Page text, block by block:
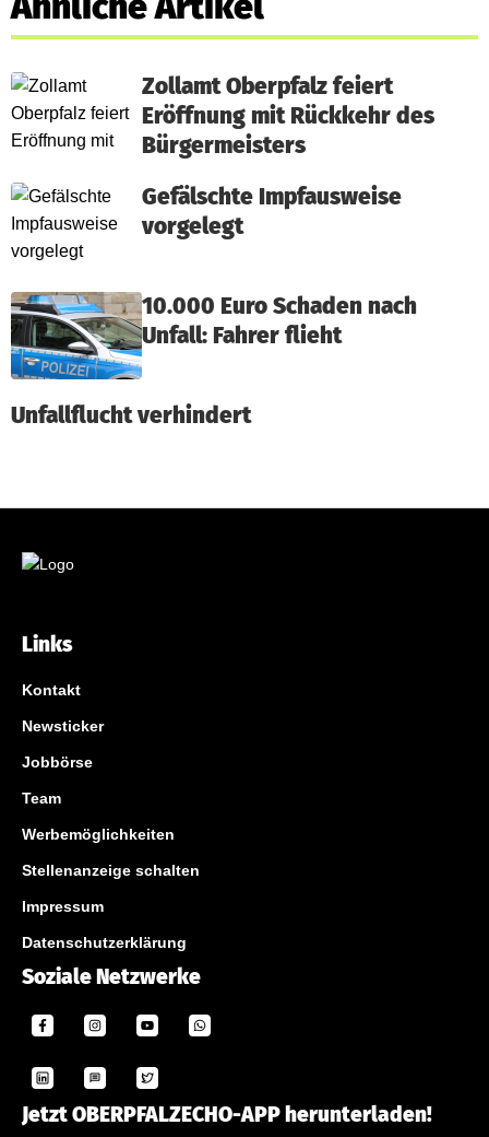
Zollamt Oberpfalz feiert
Eröffnung mit Rückkehr des
Bürgermeisters
Gefälschte Impfausweise
vorgelegt
10.000 Euro Schaden nach
Unfall: Fahrer flieht
Unfallflucht verhindert
Links
Kontakt
Newsticker
Jobbörse
Team
Werbemöglichkeiten
Stellenanzeige schalten
Impressum
Datenschutzerklärung
Soziale Netzwerke
Jetzt OBERPFALZECHO-APP herunterladen!